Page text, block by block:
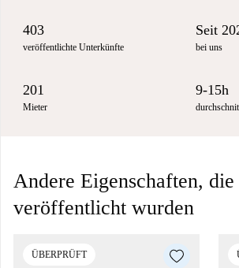
403
veröffentlichte Unterkünfte
Seit
bei uns
201
Mieter
9-15h
Andere Eigenschaften,
veröffentlicht wurden
ÜBERPRÜFT